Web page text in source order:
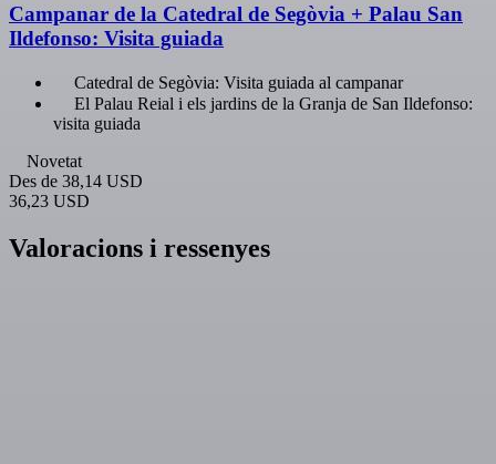
Campanar de la Catedral de Segòvia + Palau San
Ildefonso: Visita guiada
Catedral de Segòvia: Visita guiada al campanar
El Palau Reial i els jardins de la Granja de San Ildefonso:
visita guiada
Novetat
Des de 38,14 USD
36,23 USD
Valoracions i ressenyes